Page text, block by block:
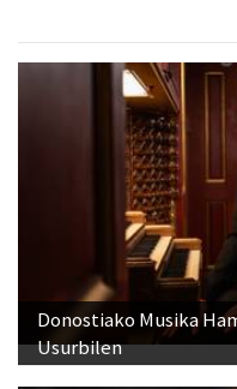
Donostiako Musika
Usurbilen